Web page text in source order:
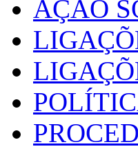
AÇÃO